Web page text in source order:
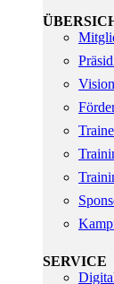
SERVICE